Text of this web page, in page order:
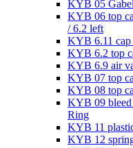
KYB 05
KYB 06 top
/ 6.2 left
KYB 6.11 cap
KYB 6.2 top
KYB 6.9 air
KYB 07 top
KYB 08 top
KYB 09
Ring
KYB 11
KYB 12